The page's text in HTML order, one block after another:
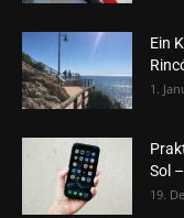
Ein
1.
Sol
19.